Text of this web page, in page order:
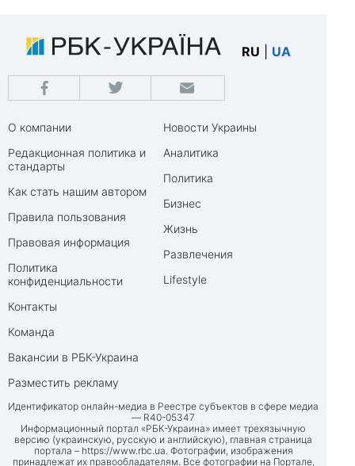
RU UA
О компании
Редакционная политика и
стандарты
Как стать нашим автором
Правила пользования
Правовая информация
Политика
конфиденциальности
Контакты
Команда
Вакансии в РБК-Украина
Разместить рекламу
Новости Украины
Аналитика
Политика
Бизнес
Жизнь
Развлечения
Lifestyle
Идентификатор онлайн-медиа в Реестре субъектов в сфере медиа
— R40-05347
Информационный портал «РБК-Украина» имеет трехязычную
версию (украинскую, русскую и английскую), главная страница
портала – https://www.rbc.ua. Фотографии, изображения
принадлежат их правообладателям. Все фотографии на Портале,